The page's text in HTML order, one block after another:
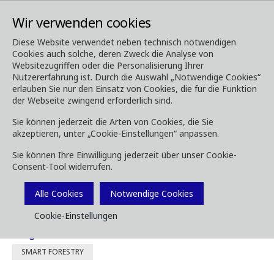
Wir verwenden cookies
Diese Website verwendet neben technisch notwendigen
Cookies auch solche, deren Zweck die Analyse von
Websitezugriffen oder die Personalisierung Ihrer
Nutzererfahrung ist. Durch die Auswahl „Notwendige Cookies“
erlauben Sie nur den Einsatz von Cookies, die für die Funktion
der Webseite zwingend erforderlich sind.
Sie können jederzeit die Arten von Cookies, die Sie
akzeptieren, unter „Cookie-Einstellungen“ anpassen.
Sie können Ihre Einwilligung jederzeit über unser Cookie-
Consent-Tool widerrufen.
Alle Cookies
Notwendige Cookies
Cookie-Einstellungen
Media News
Nachrichten
Suche nach Art
Precision wird um neue intelligente
SMART FORESTRY